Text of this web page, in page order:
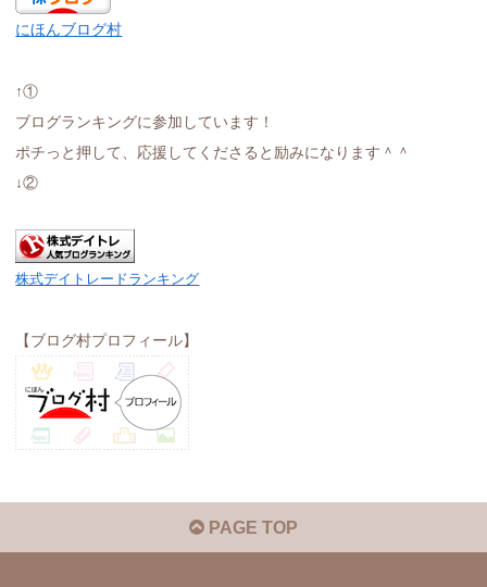
にほんブログ村
↑①
ブログランキングに参加しています！
ポチっと押して、応援してくださると励みになります＾＾
↓②
株式デイトレードランキング
【ブログ村プロフィール】
PAGE TOP